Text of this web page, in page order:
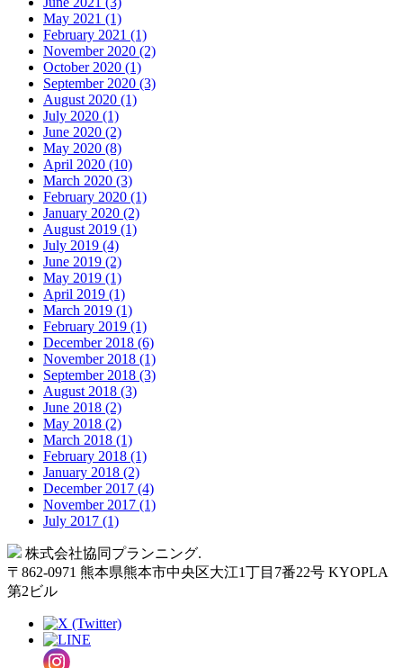
May 2021 (1)
February 2021 (1)
November 2020 (2)
October 2020 (1)
September 2020 (3)
August 2020 (1)
July 2020 (1)
June 2020 (2)
May 2020 (8)
April 2020 (10)
March 2020 (3)
February 2020 (1)
January 2020 (2)
August 2019 (1)
July 2019 (4)
June 2019 (2)
May 2019 (1)
April 2019 (1)
March 2019 (1)
February 2019 (1)
December 2018 (6)
November 2018 (1)
September 2018 (3)
August 2018 (3)
June 2018 (2)
May 2018 (2)
March 2018 (1)
February 2018 (1)
January 2018 (2)
December 2017 (4)
November 2017 (1)
July 2017 (1)
Back
to
Top
株式会社協同プランニング.
〒 862-0971 熊本県熊本市中央区大江1丁目7番22号 KYOPLA
第2ビル